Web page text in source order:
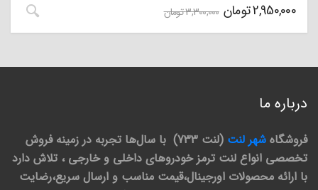
2,950,000تومان 3,300,000تومان
درباره ما
فروشگاه شهر لنت
(لنت 733) با سال‌ها تجربه در زمینه فروش
تخصصی انواع لنت ترمز خودروهای داخلی و خارجی ، تلاش دارد
با ارائه محصولات اورجینال،قیمت مناسب و ارسال سریع،رضایت